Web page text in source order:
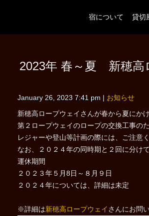
宿について 貸切
2023年 春～夏 新穂
January 26, 2023 7:41 pm お知らせ
新穂高ロープウェイさんが春から夏にか
第２ロープウェイのロープの交換工事の
レジャーや登山等計画の際には、ご注意
なお、２０２４年の同時期と２回に分け
運休期間
２０２３年５月8日～８月９日
２０２４年については、詳細は未定
※詳細は新穂高ロープウェイ さんにお問